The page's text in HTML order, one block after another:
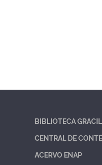
BIBLIOTECA
CENTRAL DE
ACERVO ENAP